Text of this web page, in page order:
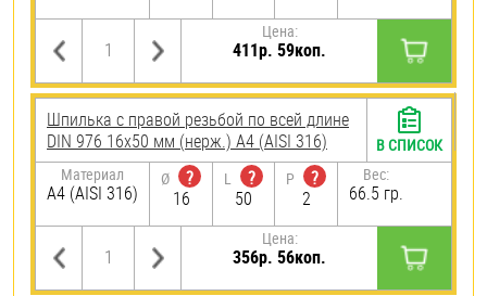
Цена:
411р. 59коп.
Шпилька с правой резьбой по всей длине
DIN 976 16х50 мм (нерж.) A4 (AISI 316)
Материал
A4 (AISI 316)
Ø
?
16
L
?
50
P
?
2
Вес:
66.5 гр.
Цена:
356р. 56коп.
В СПИСОК